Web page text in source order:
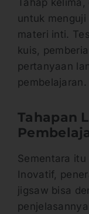
Tahap
untuk
materi inti.
kuis,
pertanyaan
pembelajaran.
Tahapan
Sementara
Inovatif,
jigsaw bisa